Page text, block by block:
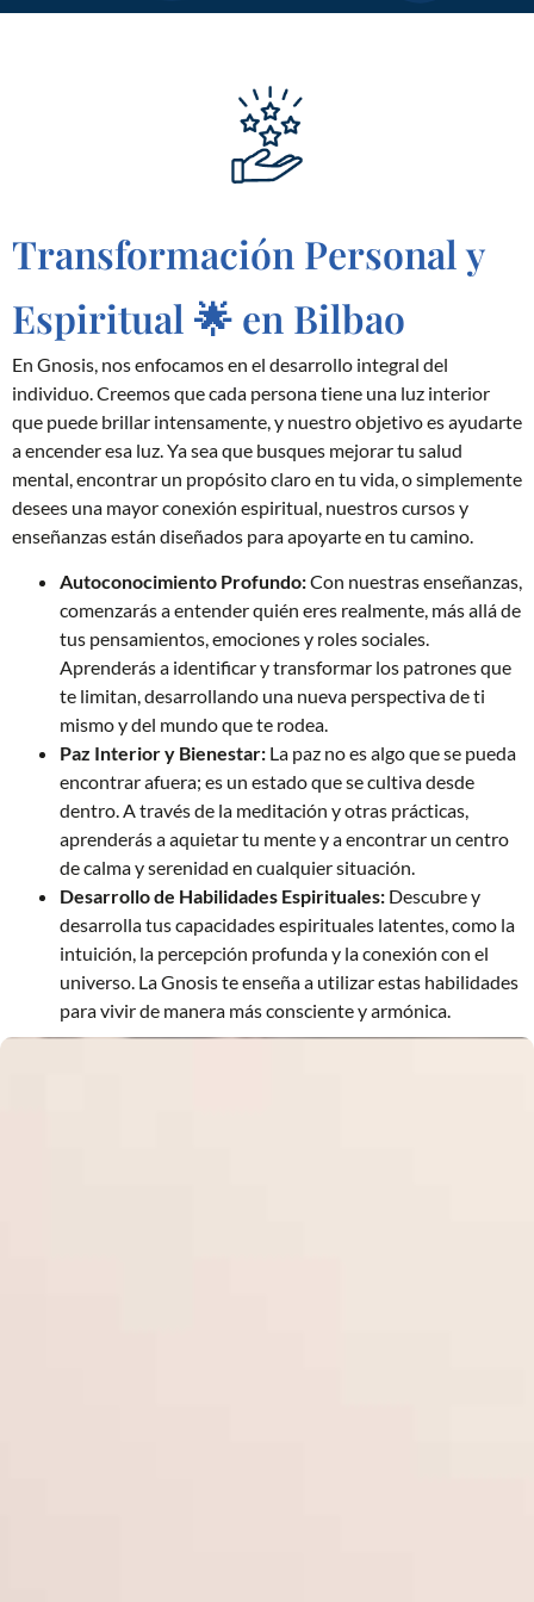
Transformación Personal y
Espiritual 🌟 en Bilbao
En Gnosis, nos enfocamos en el desarrollo integral del
individuo. Creemos que cada persona tiene una luz interior
que puede brillar intensamente, y nuestro objetivo es ayudarte
a encender esa luz. Ya sea que busques mejorar tu salud
mental, encontrar un propósito claro en tu vida, o simplemente
desees una mayor conexión espiritual, nuestros cursos y
enseñanzas están diseñados para apoyarte en tu camino.
Autoconocimiento Profundo:Con nuestras enseñanzas,
comenzarás a entender quién eres realmente, más allá de
tus pensamientos, emociones y roles sociales.
Aprenderás a identificar y transformar los patrones que
te limitan, desarrollando una nueva perspectiva de ti
mismo y del mundo que te rodea.
Paz Interior y Bienestar: La paz no es algo que se pueda
encontrar afuera; es un estado que se cultiva desde
dentro. A través de la meditación y otras prácticas,
aprenderás a aquietar tu mente y a encontrar un centro
de calma y serenidad en cualquier situación.
Desarrollo de Habilidades Espirituales: Descubre y
desarrolla tus capacidades espirituales latentes, como la
intuición, la percepción profunda y la conexión con el
universo. La Gnosis te enseña a utilizar estas habilidades
para vivir de manera más consciente y armónica.